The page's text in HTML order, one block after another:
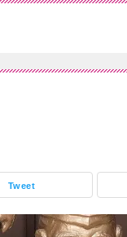
Tweet